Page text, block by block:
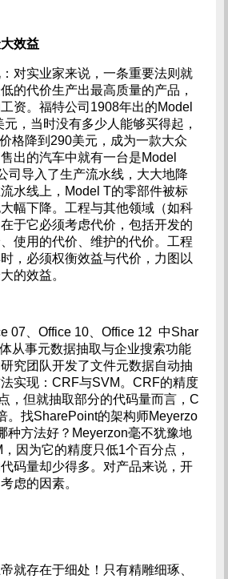
效益
对实业家来说，一条重要法则就
的代价生产出最高质量的产品，
资。福特公司1908年出的Model
，当时没有多少人能够买得起，
格降到290美元，成为一款大众
出的汽车中就有一台是Model
司导入了生产流水线，大大地降
水线上，Model T的零部件被标
幅下降。工程与其他领域（如科
于它必须考虑代价，包括开发的
使用的代价、维护的代价。工程
，必须权衡效益与代价，力图以
的效益。
07、Office 10、Office 12 中Shar
从事元数据抽取与企业搜索功能
究团队开发了文件元数据自动抽
实现：CRF与SVM。CRF的精度
，但就抽取部分的代码量而言，C
。找SharePoint的架构师Meyerzo
种方法好？Meyerzon毫不犹豫地
因为它的精度只低1个百分点，
码量却少得多。对产品来说，开
虑的因素。
就存在于细处！只有精雕细琢、